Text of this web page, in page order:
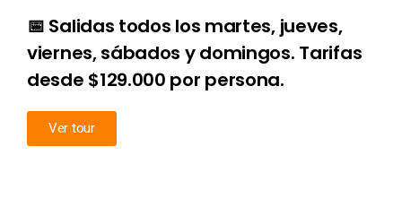
📅 Salidas todos los martes, jueves,
viernes, sábados y domingos. Tarifas
desde $129.000 por persona.
Ver tour